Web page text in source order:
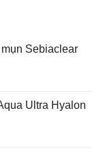
Sebiaclear
Ultra Hyalon